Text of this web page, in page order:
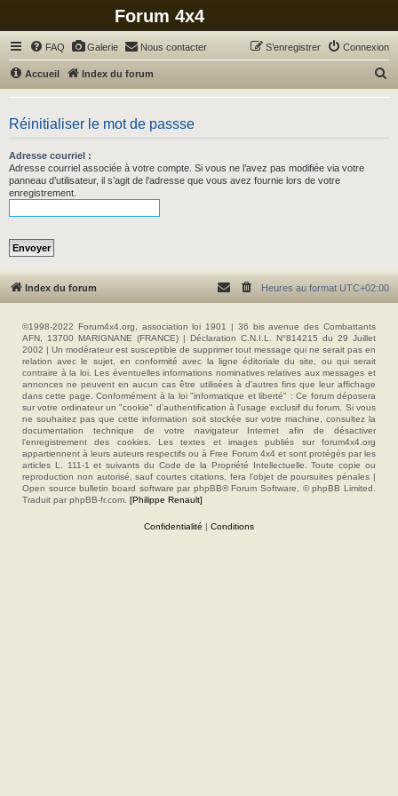
Forum 4x4
FAQ Galerie Nous contacter Connexion
S’enregistrer
Accueil Index du forum
h
Réinitialiser le mot de passse
Adresse courriel :
Adresse courriel associée à votre compte. Si vous ne l’avez pas modifiée via votre
panneau d’utilisateur, il s’agit de l’adresse que vous avez fournie lors de votre
enregistrement.
Index du forum Heures au format UTC+02:00
©1998-2022 Forum4x4.org, association loi 1901 | 36 bis avenue des Combattants
AFN, 13700 MARIGNANE (FRANCE) | Déclaration C.N.I.L. N°814215 du 29 Juillet
2002 | Un modérateur est susceptible de supprimer tout message qui ne serait pas en
relation avec le sujet, en conformité avec la ligne éditoriale du site, ou qui serait
contraire à la loi. Les éventuelles informations nominatives relatives aux messages et
annonces ne peuvent en aucun cas être utilisées à d'autres fins que leur affichage
dans cette page. Conformément à la loi "informatique et liberté" : Ce forum déposera
sur votre ordinateur un "cookie" d’authentification à l'usage exclusif du forum. Si vous
ne souhaitez pas que cette information soit stockée sur votre machine, consultez la
documentation technique de votre navigateur Internet afin de désactiver
l'enregistrement des cookies. Les textes et images publiés sur forum4x4.org
appartiennent à leurs auteurs respectifs ou à Free Forum 4x4 et sont protégés par les
articles L. 111-1 et suivants du Code de la Propriété Intellectuelle. Toute copie ou
reproduction non autorisé, sauf courtes citations, fera l'objet de poursuites pénales |
Open source bulletin board software par phpBB® Forum Software, © phpBB Limited.
Traduit par phpBB-fr.com. [Philippe Renault]
Confidentialité | Conditions